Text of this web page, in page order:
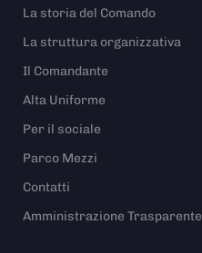
La storia del Comando
La struttura organizzativa
Il Comandante
Alta Uniforme
Per il sociale
Parco Mezzi
Contatti
Amministrazione Trasparente